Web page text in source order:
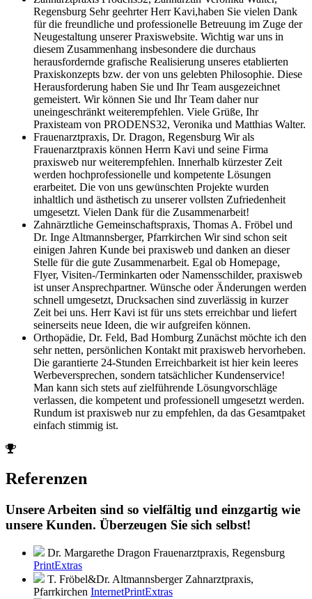
Regensburg Sehr geehrter Herr Kavi,haben Sie vielen Dank
für die freundliche und professionelle Betreuung im Zuge der
Neugestaltung unserer Praxiswebsite. Wichtig war uns in
diesem Zusammenhang insbesondere die durchaus
herausfordernde grafische Realisierung unseres etablierten
Praxiskonzepts bzw. der von uns gelebten Philosophie. Diese
Herausforderung haben Sie und Ihr Team ausgezeichnet
gemeistert. Wir können Sie und Ihr Team daher nur
uneingeschränkt weiterempfehlen. Viele Grüße, Ihr
Praxisteam von PRODENS32, Veronika und Matthias Walter.
Frauenarztpraxis, Dr. Dragon, Regensburg Wir als
Frauenarztpraxis können Herrn Kavi und seine Firma
praxisweb nur weiterempfehlen. Innerhalb kürzester Zeit
werden hochprofessionelle und kompetente Lösungen
erarbeitet. Die von uns gewünschten Projekte wurden
inhaltlich und ästhetisch zu unserer vollsten Zufriedenheit
umgesetzt. Vielen Dank für die Zusammenarbeit!
Zahnärztliche Gemeinschaftspraxis, Thomas A. Fröbel und
Dr. Inge Altmannsberger, Pfarrkirchen Wir sind schon seit
einigen Jahren Kunde bei praxisweb und danken an dieser
Stelle für die gute Zusammenarbeit. Egal ob Homepage,
Flyer, Visiten-/Terminkarten oder Namensschilder, praxisweb
ist unser Ansprechpartner. Wünsche oder Änderungen werden
schnell umgesetzt, Drucksachen sind zuverlässig in kurzer
Zeit bei uns. Herr Kavi ist für uns stets erreichbar und liefert
seinerseits neue Ideen, die wir aufgreifen können.
Orthopädie, Dr. Feld, Bad Homburg Zunächst möchte ich den
sehr netten, persönlichen Kontakt mit praxisweb hervorheben.
Die garantierte 24-Stunden Erreichbarkeit ist hier kein leeres
Werbeversprechen, sondern tatsächlicher Kundenservice!
Man kann sich stets auf zielführende Lösungvorschläge
verlassen, die kompetent und professionell umgesetzt werden.
Rundum ist praxisweb nur zu empfehlen, da das Gesamtpaket
einfach stimmig ist.
Referenzen
Unsere Arbeiten sind so vielfältig und einzgartig wie
unsere Kunden. Überzeugen Sie sich selbst!
Dr. Margarethe Dragon Frauenarztpraxis, Regensburg
PrintExtras
T. Fröbel&Dr. Altmannsberger Zahnarztpraxis,
Pfarrkirchen InternetPrintExtras